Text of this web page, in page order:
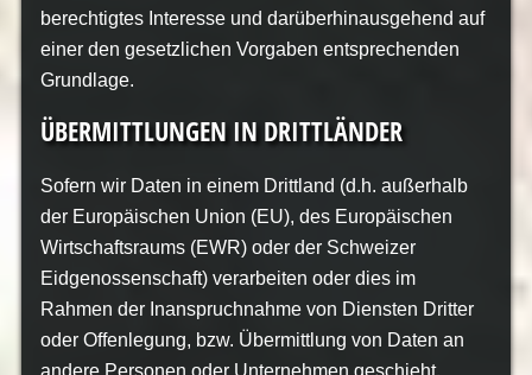
berechtigtes Interesse und darüberhinausgehend auf
einer den gesetzlichen Vorgaben entsprechenden
Grundlage.
ÜBERMITTLUNGEN IN DRITTLÄNDER
Sofern wir Daten in einem Drittland (d.h. außerhalb
der Europäischen Union (EU), des Europäischen
Wirtschaftsraums (EWR) oder der Schweizer
Eidgenossenschaft) verarbeiten oder dies im
Rahmen der Inanspruchnahme von Diensten Dritter
oder Offenlegung, bzw. Übermittlung von Daten an